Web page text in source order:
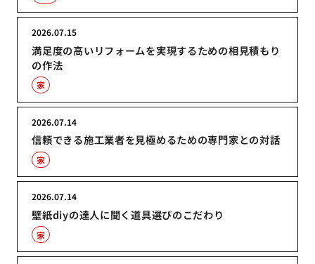
満足度の高いリフォームを実現するための相見積もり
の作法
2026.07.15
家
信頼できる施工業者を見極めるための専門家との対話
2026.07.14
家
壁紙diyの達人に聞く道具選びのこだわり
2026.07.14
家